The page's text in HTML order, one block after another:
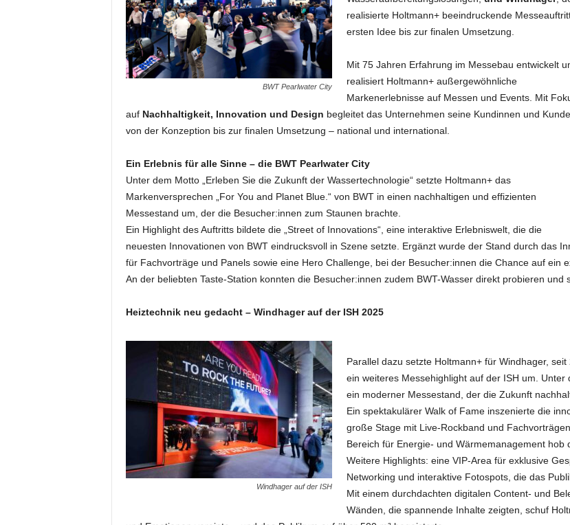
BWT Pearlwater City
realisierte Holtmann+ beeindruckende
ersten Idee bis zur finalen Umsetzung.
Mit 75 Jahren Erfahrung im Messebau entwickelt
realisiert Holtmann+ außergewöhnliche
Markenerlebnisse auf Messen und Events. Mit
auf Nachhaltigkeit, Innovation und Design begleitet das Unternehmen seine Kundinnen und
von der Konzeption bis zur finalen Umsetzung – national und international.
Ein Erlebnis für alle Sinne – die BWT Pearlwater City
Unter dem Motto „Erleben Sie die Zukunft der Wassertechnologie“ setzte Holtmann+ das
Markenversprechen „For You and Planet Blue.“ von BWT in einen nachhaltigen und effizienten
Messestand um, der die Besucher:innen zum Staunen brachte.
Ein Highlight des Auftritts bildete die „Street of Innovations“, eine interaktive Erlebniswelt, die die
neuesten Innovationen von BWT eindrucksvoll in Szene setzte. Ergänzt wurde der Stand durch das
für Fachvorträge und Panels sowie eine Hero Challenge, bei der Besucher:innen die Chance auf ein
An der beliebten Taste-Station konnten die Besucher:innen zudem BWT-Wasser direkt probieren und
Heiztechnik neu gedacht – Windhager auf der ISH 2025
Windhager auf der ISH
Parallel dazu setzte Holtmann+ für Windhager,
ein weiteres Messehighlight auf der ISH um.
ein moderner Messestand, der die Zukunft
Ein spektakulärer Walk of Fame inszenierte die
große Stage mit Live-Rockband und
Bereich für Energie- und Wärmemanagement hob
Weitere Highlights: eine VIP-Area für exklusive
Networking und interaktive Fotospots, die das
Mit einem durchdachten digitalen Content- und
Wänden, die spannende Inhalte zeigten, schuf